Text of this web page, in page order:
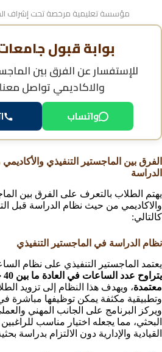
مؤسسة تعليمية مرخصة تحت إشراف
بوابة قبول
للإستفسار عنالفرق بين
والاكاديميتواصل
واتساب
الفرق بين الماجستير التنفيذي
الدراسة
يهتم الطلاب بالتعرف على الفرق بين
والاكاديمي من حيث نظام الدراسة قبل
كالتالي:
نظام الدراسة في الماجستير التنفيذي
يعتمد الماجستير التنفيذي على نظام
معتمدة، ويهدف هذا النظام إلى تزويد
وتطبيقية مكثفة يمكن توظيفها مباشرة
ويركز البرنامج على الجانب المهني
البحثي، مما يجعله اختيار مناسب
القيادية والإدارية دون الالتزام بدراسة